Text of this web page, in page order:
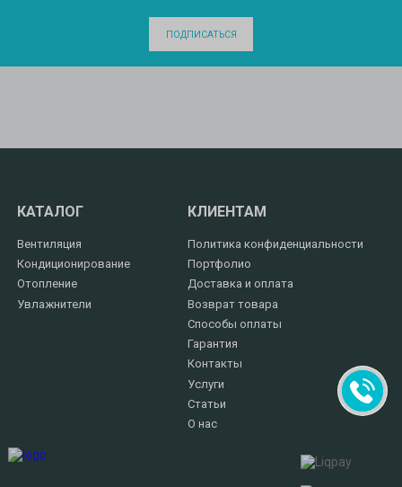
ПОДПИСАТЬСЯ
КАТАЛОГ
Вентиляция
Кондиционирование
Отопление
Увлажнители
КЛИЕНТАМ
Политика конфиденциальности
Портфолио
Доставка и оплата
Возврат товара
Способы оплаты
Гарантия
Контакты
Услуги
Статьи
О нас